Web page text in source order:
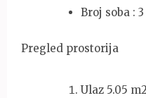
Broj soba : 3
Pregled prostorija
Ulaz 5.05